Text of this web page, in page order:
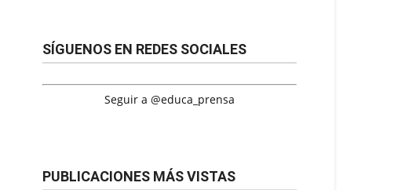
SÍGUENOS EN REDES SOCIALES
Seguir a @educa_prensa
PUBLICACIONES MÁS VISTAS